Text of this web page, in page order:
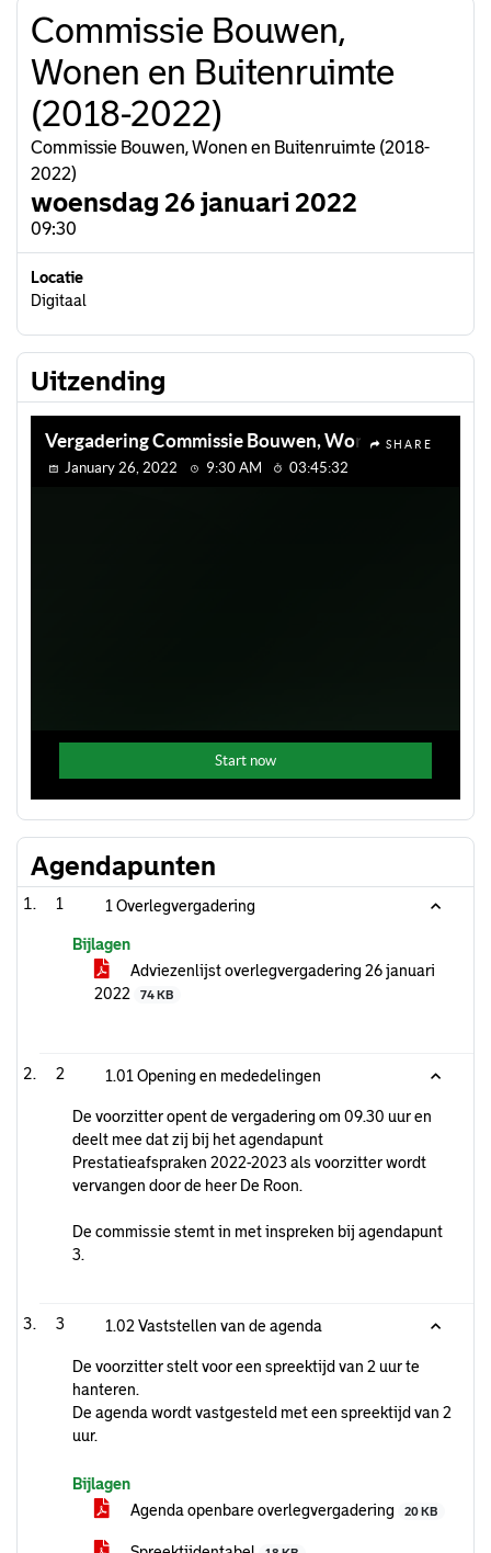
Commissie Bouwen,
Wonen en Buitenruimte
(2018-2022)
Commissie Bouwen, Wonen en Buitenruimte (2018-
2022)
woensdag 26 januari 2022
09:30
Locatie
Digitaal
Uitzending
Agendapunten
1 1 Overlegvergadering
Bijlagen
Adviezenlijst overlegvergadering 26 januari
2022
74 KB
2 1.01 Opening en mededelingen
De voorzitter opent de vergadering om 09.30 uur en
deelt mee dat zij bij het agendapunt
Prestatieafspraken 2022-2023 als voorzitter wordt
vervangen door de heer De Roon.
De commissie stemt in met inspreken bij agendapunt
3.
3 1.02 Vaststellen van de agenda
De voorzitter stelt voor een spreektijd van 2 uur te
hanteren.
De agenda wordt vastgesteld met een spreektijd van 2
uur.
Bijlagen
Agenda openbare overlegvergadering
20 KB